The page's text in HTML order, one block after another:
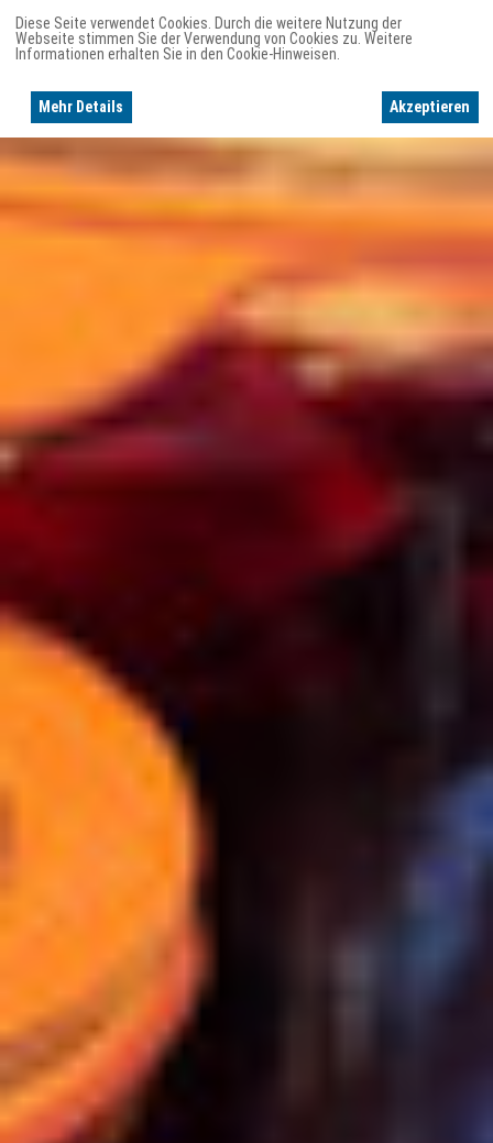
Diese Seite verwendet Cookies. Durch die weitere Nutzung der
Webseite stimmen Sie der Verwendung von Cookies zu. Weitere
Informationen erhalten Sie in den Cookie-Hinweisen.
Mehr Details Akzeptieren